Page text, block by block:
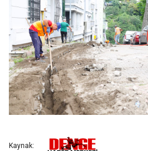
Kaynak: